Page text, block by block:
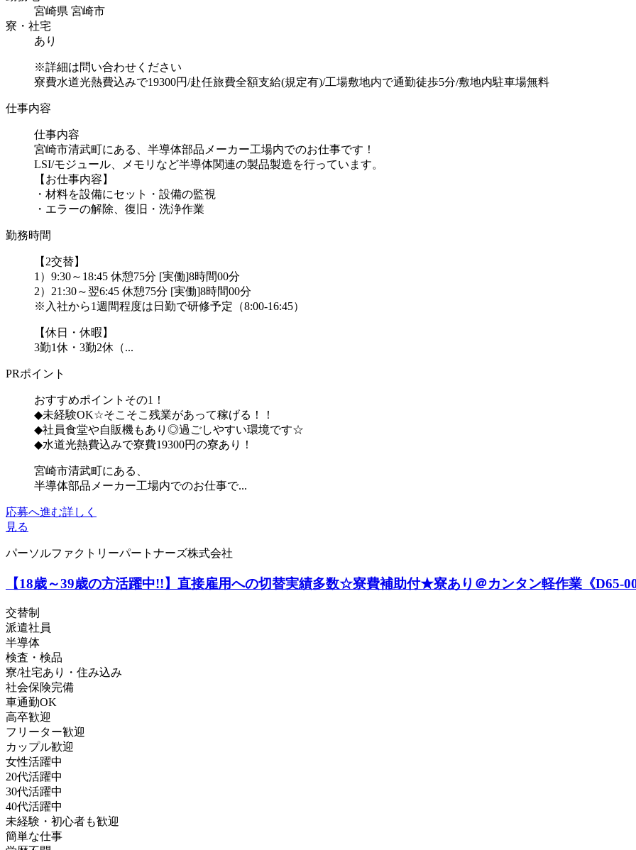
宮崎県 宮崎市
寮・社宅
あり
※詳細は問い合わせください
寮費水道光熱費込みで19300円/赴任旅費全額支給(規定有)/工場敷地内で通勤徒歩5分/敷地内駐車場無料
仕事内容
仕事内容
宮崎市清武町にある、半導体部品メーカー工場内でのお仕事です！
LSI/モジュール、メモリなど半導体関連の製品製造を行っています。
【お仕事内容】
・材料を設備にセット・設備の監視
・エラーの解除、復旧・洗浄作業
勤務時間
【2交替】
1）9:30～18:45 休憩75分 [実働]8時間00分
2）21:30～翌6:45 休憩75分 [実働]8時間00分
※入社から1週間程度は日勤で研修予定（8:00-16:45）
【休日・休暇】
3勤1休・3勤2休（...
PRポイント
おすすめポイントその1！
◆未経験OK☆そこそこ残業があって稼げる！！
◆社員食堂や自販機もあり◎過ごしやすい環境です☆
◆水道光熱費込みで寮費19300円の寮あり！
宮崎市清武町にある、
半導体部品メーカー工場内でのお仕事で...
応募へ進む詳しく
見る
パーソルファクトリーパートナーズ株式会社
【18歳～39歳の方活躍中!!】直接雇用への切替実績多数☆寮費補助付★寮あり＠カンタン軽作業《D65-
交替制
派遣社員
半導体
検査・検品
寮/社宅あり・住み込み
社会保険完備
車通勤OK
高卒歓迎
フリーター歓迎
カップル歓迎
女性活躍中
20代活躍中
30代活躍中
40代活躍中
未経験・初心者も歓迎
簡単な仕事